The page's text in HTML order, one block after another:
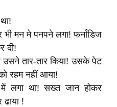
मन मे पनपने लगा! फर्नांडिज
दी!
तार-तार किया! उसके पेट
रहम नहीं आया!
लगा था! सख्त जान होकर
!